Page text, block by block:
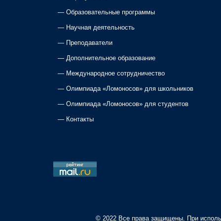
n
a
v
i
g
a
i
— Образовательные программы
— Научная деятельность
— Преподаватели
— Дополнительное образование
— Международное сотрудничество
— Олимпиада «Ломоносов» для школьников
— Олимпиада «Ломоносов» для студентов
— Контакты
© 2022 Все права защищены. При